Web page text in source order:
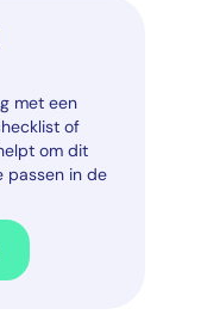
met een
of
om dit
passen in de